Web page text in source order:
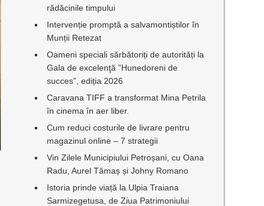
rădăcinile timpului
Intervenție promptă a salvamontiștilor în
Munții Retezat
Oameni speciali sărbătoriți de autorități la
Gala de excelenţă ”Hunedoreni de
succes”, ediția 2026
Caravana TIFF a transformat Mina Petrila
în cinema în aer liber.
Cum reduci costurile de livrare pentru
magazinul online – 7 strategii
Vin Zilele Municipiului Petroșani, cu Oana
Radu, Aurel Tămaș și Johny Romano
Istoria prinde viață la Ulpia Traiana
Sarmizegetusa, de Ziua Patrimoniului